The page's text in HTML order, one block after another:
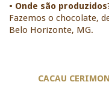
• Onde são
Fazemos o chocolate,
Belo Horizonte, MG.
CACAU